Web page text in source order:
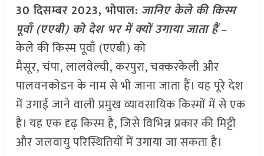
30 दिसम्बर 2023, भोपाल: जानिए केले की किस्म
पूवाँ (एएबी) को देश भर में क्यों उगाया जाता हैं–
केले की किस्म पूवाँ (एएबी) को
मैसूर, चंपा, लालवेल्ची, करपुरा, चक्करकेली और
पालवनकोडन के नाम से भी जाना जाता हैं। यह पूरे देश
में उगाई जाने वाली प्रमुख व्यावसायिक किस्मों में से एक
है। यह एक दृढ़ किस्म है, जिसे विभिन्न प्रकार की मिट्टी
और जलवायु परिस्थितियों में उगाया जा सकता है।